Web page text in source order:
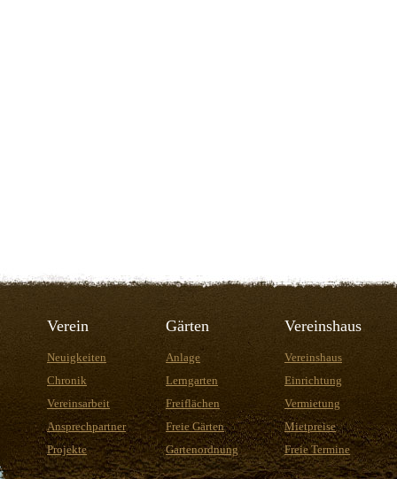
Verein Gärten Vereinshaus
Neuigkeiten Anlage
Vereinshaus
Chronik
Lerngarten
Einrichtung
Vereinsarbeit
Freiflächen
Vermietung
Ansprechpartner
Freie Gärten
Mietpreise
Projekte
Gartenordnung Freie Termine